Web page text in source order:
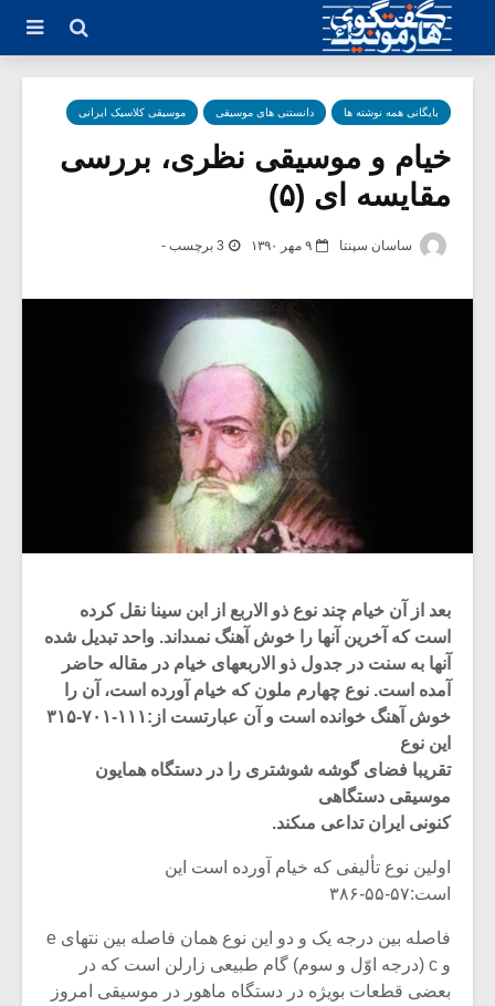
بایگانی همه نوشته ها دانستنی های موسیقی موسیقی کلاسیک ایرانی
خیام و موسیقی نظری، بررسی
مقایسه ای (۵)
ساسان سپنتا ۹ مهر ۱۳۹۰ 3 برچسب -
بعد از آن خیام چند نوع ذو الاربع از ابن سینا نقل کرده
است که آخرین آنها را خوش آهنگ نمى‏داند. واحد تبدیل شده
آنها به سنت در جدول ذو الاربع‏هاى خیام در مقاله حاضر
آمده است. نوع چهارم ملون که خیام آورده است، آن را
خوش آهنگ خوانده است و آن عبارتست از:۱۱۱-۷۰۱-۳۱۵
این نوع
تقریبا فضاى گوشه شوشترى را در دستگاه همایون
موسیقى دستگاهى
کنونى ایران تداعى مى‏کند.
اولین نوع تألیفى که خیام آورده است این
است:۵۷-۵۵-۳۸۶
فاصله بین درجه یک و دو این نوع همان فاصله بین نت‏هاى‏ e
و c (درجه اوّل و سوم) گام طبیعى زارلن است که در
بعضى قطعات بویژه در دستگاه ماهور در موسیقى امروز